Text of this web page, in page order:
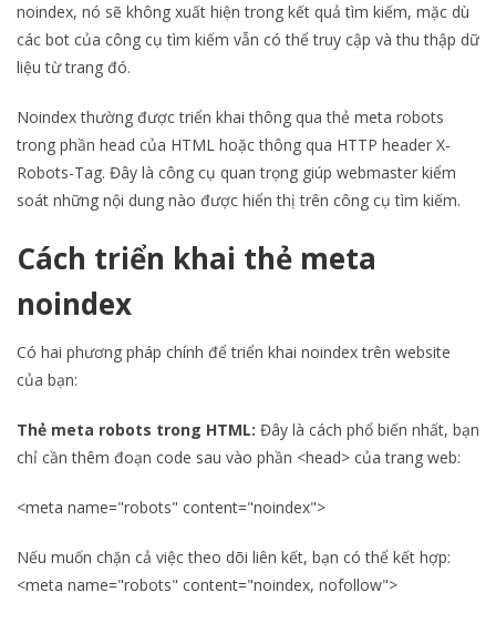
noindex, nó sẽ không xuất hiện trong kết quả tìm kiếm, mặc dù
các bot của công cụ tìm kiếm vẫn có thể truy cập và thu thập dữ
liệu từ trang đó.
Noindex thường được triển khai thông qua thẻ meta robots
trong phần head của HTML hoặc thông qua HTTP header X-
Robots-Tag. Đây là công cụ quan trọng giúp webmaster kiểm
soát những nội dung nào được hiển thị trên công cụ tìm kiếm.
Cách triển khai thẻ meta
noindex
Có hai phương pháp chính để triển khai noindex trên website
của bạn:
Thẻ meta robots trong HTML: Đây là cách phổ biến nhất, bạn
chỉ cần thêm đoạn code sau vào phần <head> của trang web:
<meta name="robots" content="noindex">
Nếu muốn chặn cả việc theo dõi liên kết, bạn có thể kết hợp:
<meta name="robots" content="noindex, nofollow">